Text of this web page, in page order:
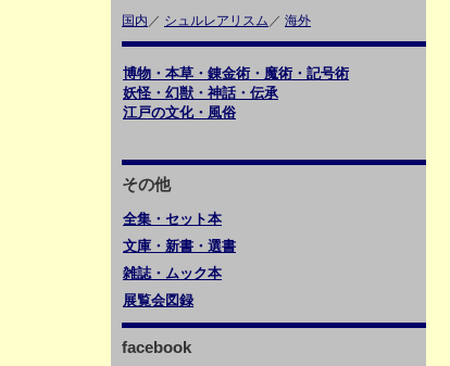
国内 ／ シュルレアリスム ／ 海外
博物・本草・錬金術・魔術・記号術
妖怪・幻獣・神話・伝承
江戸の文化・風俗
その他
全集・セット本
文庫・新書・選書
雑誌・ムック本
展覧会図録
facebook